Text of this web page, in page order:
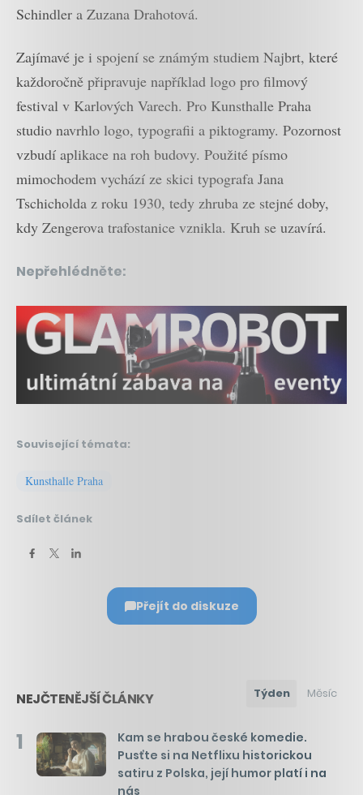
Schindler a Zuzana Drahotová.
Zajímavé je i spojení se známým studiem Najbrt, které
každoročně připravuje například logo pro filmový
festival v Karlových Varech. Pro Kunsthalle Praha
studio navrhlo logo, typografii a piktogramy. Pozornost
vzbudí aplikace na roh budovy. Použité písmo
mimochodem vychází ze skici typografa Jana
Tschicholda z roku 1930, tedy zhruba ze stejné doby,
kdy Zengerova trafostanice vznikla. Kruh se uzavírá.
Nepřehlédněte:
Související témata:
Kunsthalle Praha
Sdílet článek
Přejít do diskuze
NEJČTENĚJŠÍ ČLÁNKY Týden Měsíc
1
Kam se hrabou české komedie.
Pusťte si na Netflixu historickou
satiru z Polska, její humor platí i na
nás